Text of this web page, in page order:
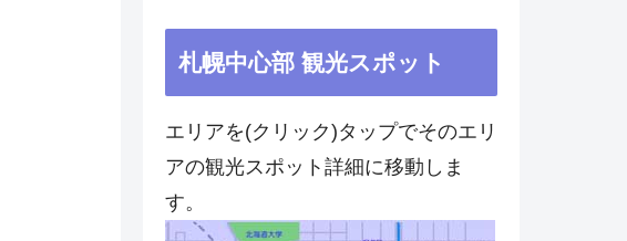
札幌中心部 観光スポット
エリアを(クリック)タップでそのエリ
アの観光スポット詳細に移動しま
す。